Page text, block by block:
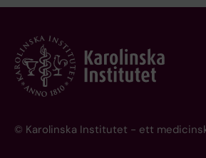
© Karolinska Institutet - ett